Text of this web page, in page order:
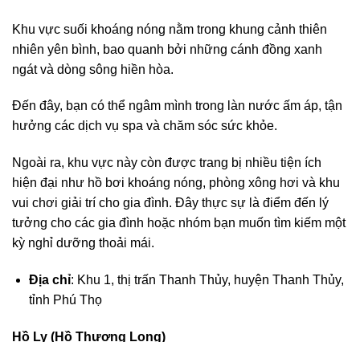
Khu vực suối khoáng nóng nằm trong khung cảnh thiên
nhiên yên bình, bao quanh bởi những cánh đồng xanh
ngát và dòng sông hiền hòa.
Đến đây, bạn có thể ngâm mình trong làn nước ấm áp, tận
hưởng các dịch vụ spa và chăm sóc sức khỏe.
Ngoài ra, khu vực này còn được trang bị nhiều tiện ích
hiện đại như hồ bơi khoáng nóng, phòng xông hơi và khu
vui chơi giải trí cho gia đình. Đây thực sự là điểm đến lý
tưởng cho các gia đình hoặc nhóm bạn muốn tìm kiếm một
kỳ nghỉ dưỡng thoải mái.
Địa chỉ: Khu 1, thị trấn Thanh Thủy, huyện Thanh Thủy,
tỉnh Phú Thọ
Hồ Ly (Hồ Thượng Long)